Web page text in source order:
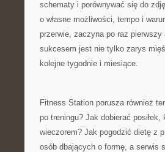
schematy i porównywać się do
o własne możliwości, tempo i
przerwie, zaczyna po raz
sukcesem jest nie tylko zarys
kolejne tygodnie i miesiące.
Fitness Station porusza również
po treningu? Jak dobierać
wieczorem? Jak pogodzić dietę z
osób dbających o formę, a serwis